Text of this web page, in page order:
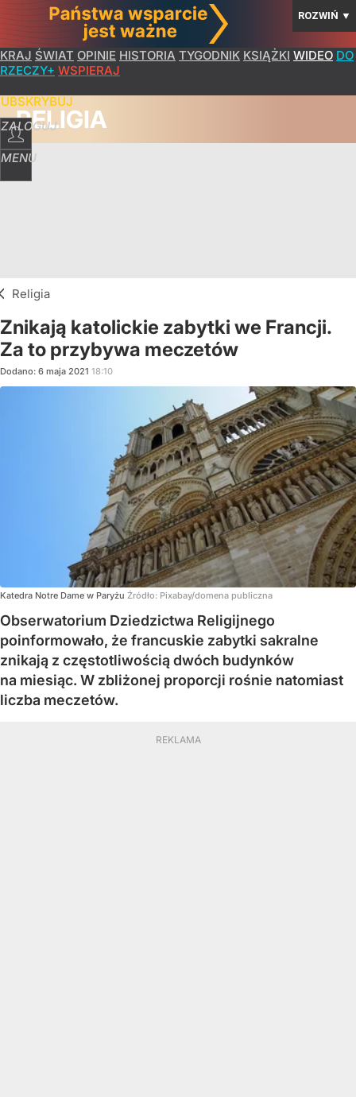
ROZWIŃ ▼
KRAJ ŚWIAT OPINIE HISTORIA TYGODNIK KSIĄŻKI WIDEO DO
RZECZY+ WSPIERAJ
ZALOGUJ
MENU
RELIGIA
Religia
Znikają katolickie zabytki we Francji.
Za to przybywa meczetów
Dodano: 6 maja 2021 18:10
Katedra Notre Dame w Paryżu Źródło: Pixabay/domena publiczna
Obserwatorium Dziedzictwa Religijnego
poinformowało, że francuskie zabytki sakralne
znikają z częstotliwością dwóch budynków
na miesiąc. W zbliżonej proporcji rośnie natomiast
liczba meczetów.